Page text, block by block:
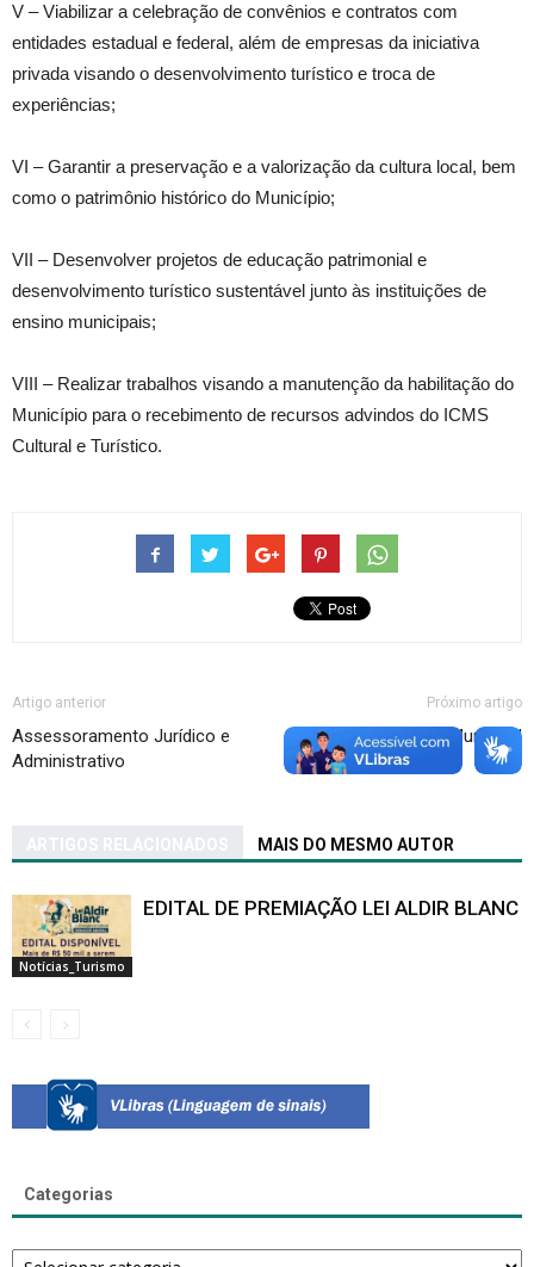
V – Viabilizar a celebração de convênios e contratos com
entidades estadual e federal, além de empresas da iniciativa
privada visando o desenvolvimento turístico e troca de
experiências;
VI – Garantir a preservação e a valorização da cultura local, bem
como o patrimônio histórico do Município;
VII – Desenvolver projetos de educação patrimonial e
desenvolvimento turístico sustentável junto às instituições de
ensino municipais;
VIII – Realizar trabalhos visando a manutenção da habilitação do
Município para o recebimento de recursos advindos do ICMS
Cultural e Turístico.
Artigo anterior
Assessoramento Jurídico e
Administrativo
Próximo artigo
Lei Orgânica Municipal
MAIS DO MESMO AUTOR
Notícias_Turismo
EDITAL DE PREMIAÇÃO LEI ALDIR BLANC
Categorias
Categorias